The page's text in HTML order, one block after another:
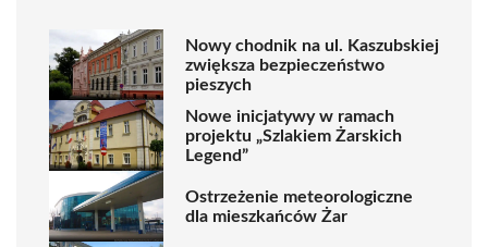
Nowy chodnik na ul. Kaszubskiej
zwiększa bezpieczeństwo
pieszych
Nowe inicjatywy w ramach
projektu „Szlakiem Żarskich
Legend”
Ostrzeżenie meteorologiczne
dla mieszkańców Żar